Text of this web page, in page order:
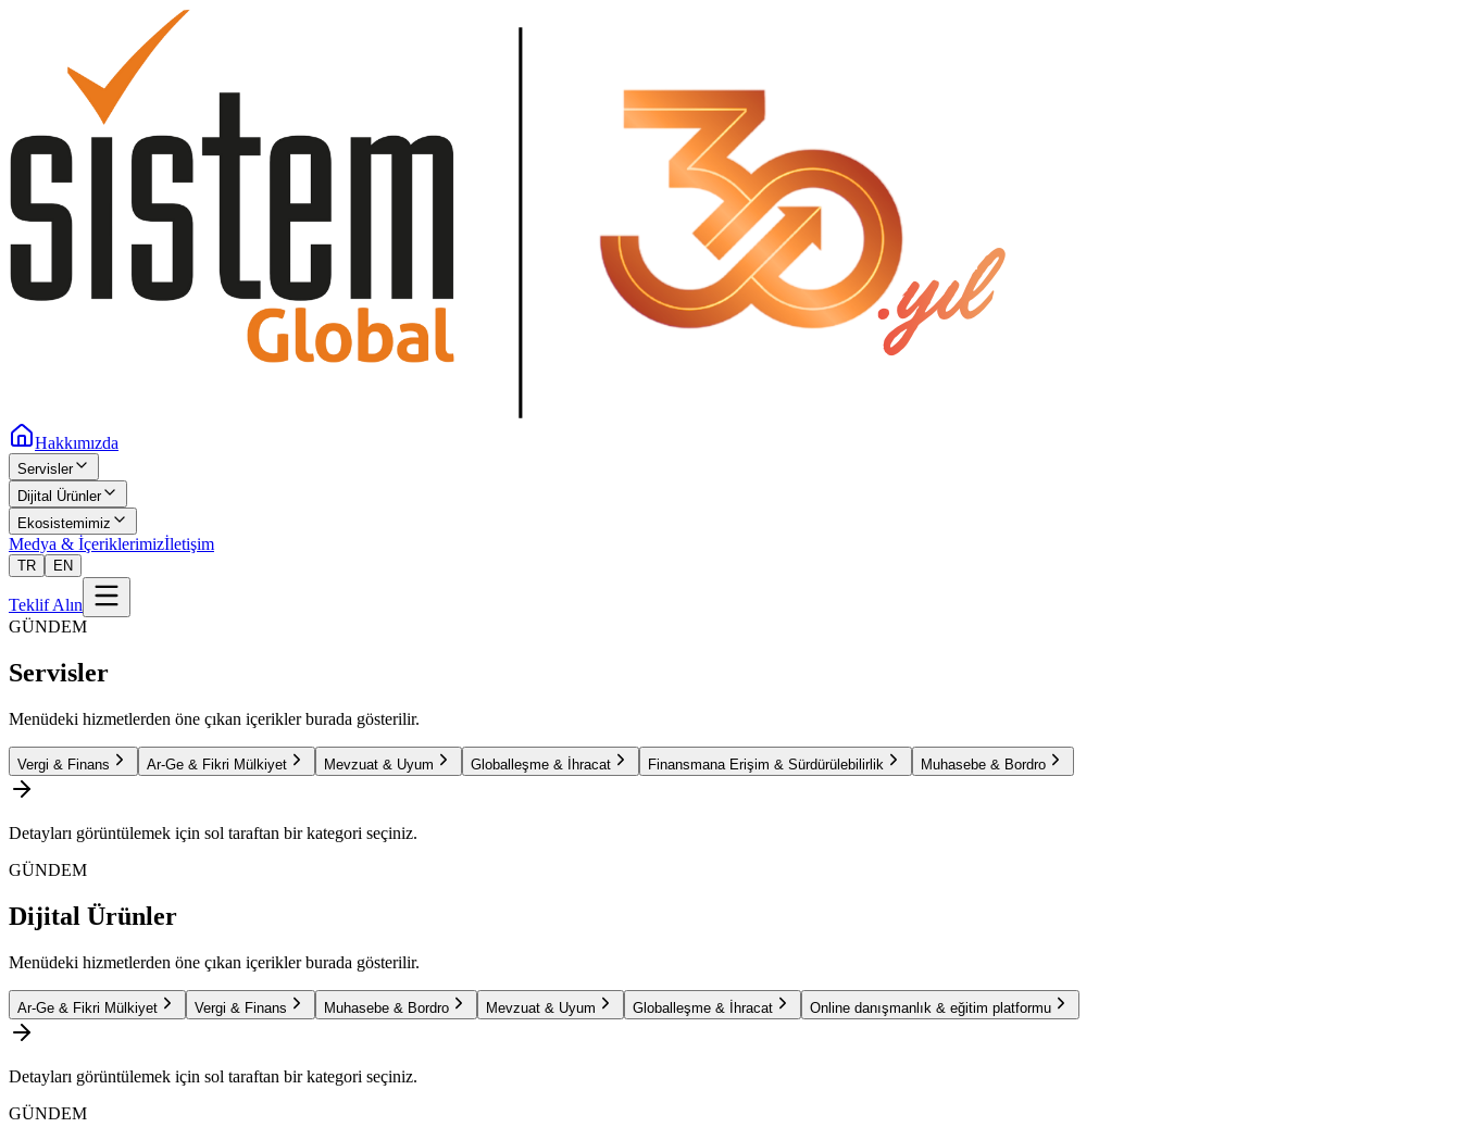
Hakkımızda
Servisler
Dijital Ürünler
Ekosistemimiz
Medya & İçeriklerimizİletişim
TR EN
Teklif Alın
GÜNDEM
Servisler
Menüdeki hizmetlerden öne çıkan içerikler burada gösterilir.
Vergi & Finans Ar-Ge & Fikri Mülkiyet Mevzuat & Uyum Globalleşme & İhracat Finansmana Erişim & Sürdürülebilirlik Muhasebe & Bordro
Detayları görüntülemek için sol taraftan bir kategori seçiniz.
GÜNDEM
Dijital Ürünler
Menüdeki hizmetlerden öne çıkan içerikler burada gösterilir.
Ar-Ge & Fikri Mülkiyet Vergi & Finans Muhasebe & Bordro Mevzuat & Uyum Globalleşme & İhracat Online danışmanlık & eğitim platformu
Detayları görüntülemek için sol taraftan bir kategori seçiniz.
GÜNDEM